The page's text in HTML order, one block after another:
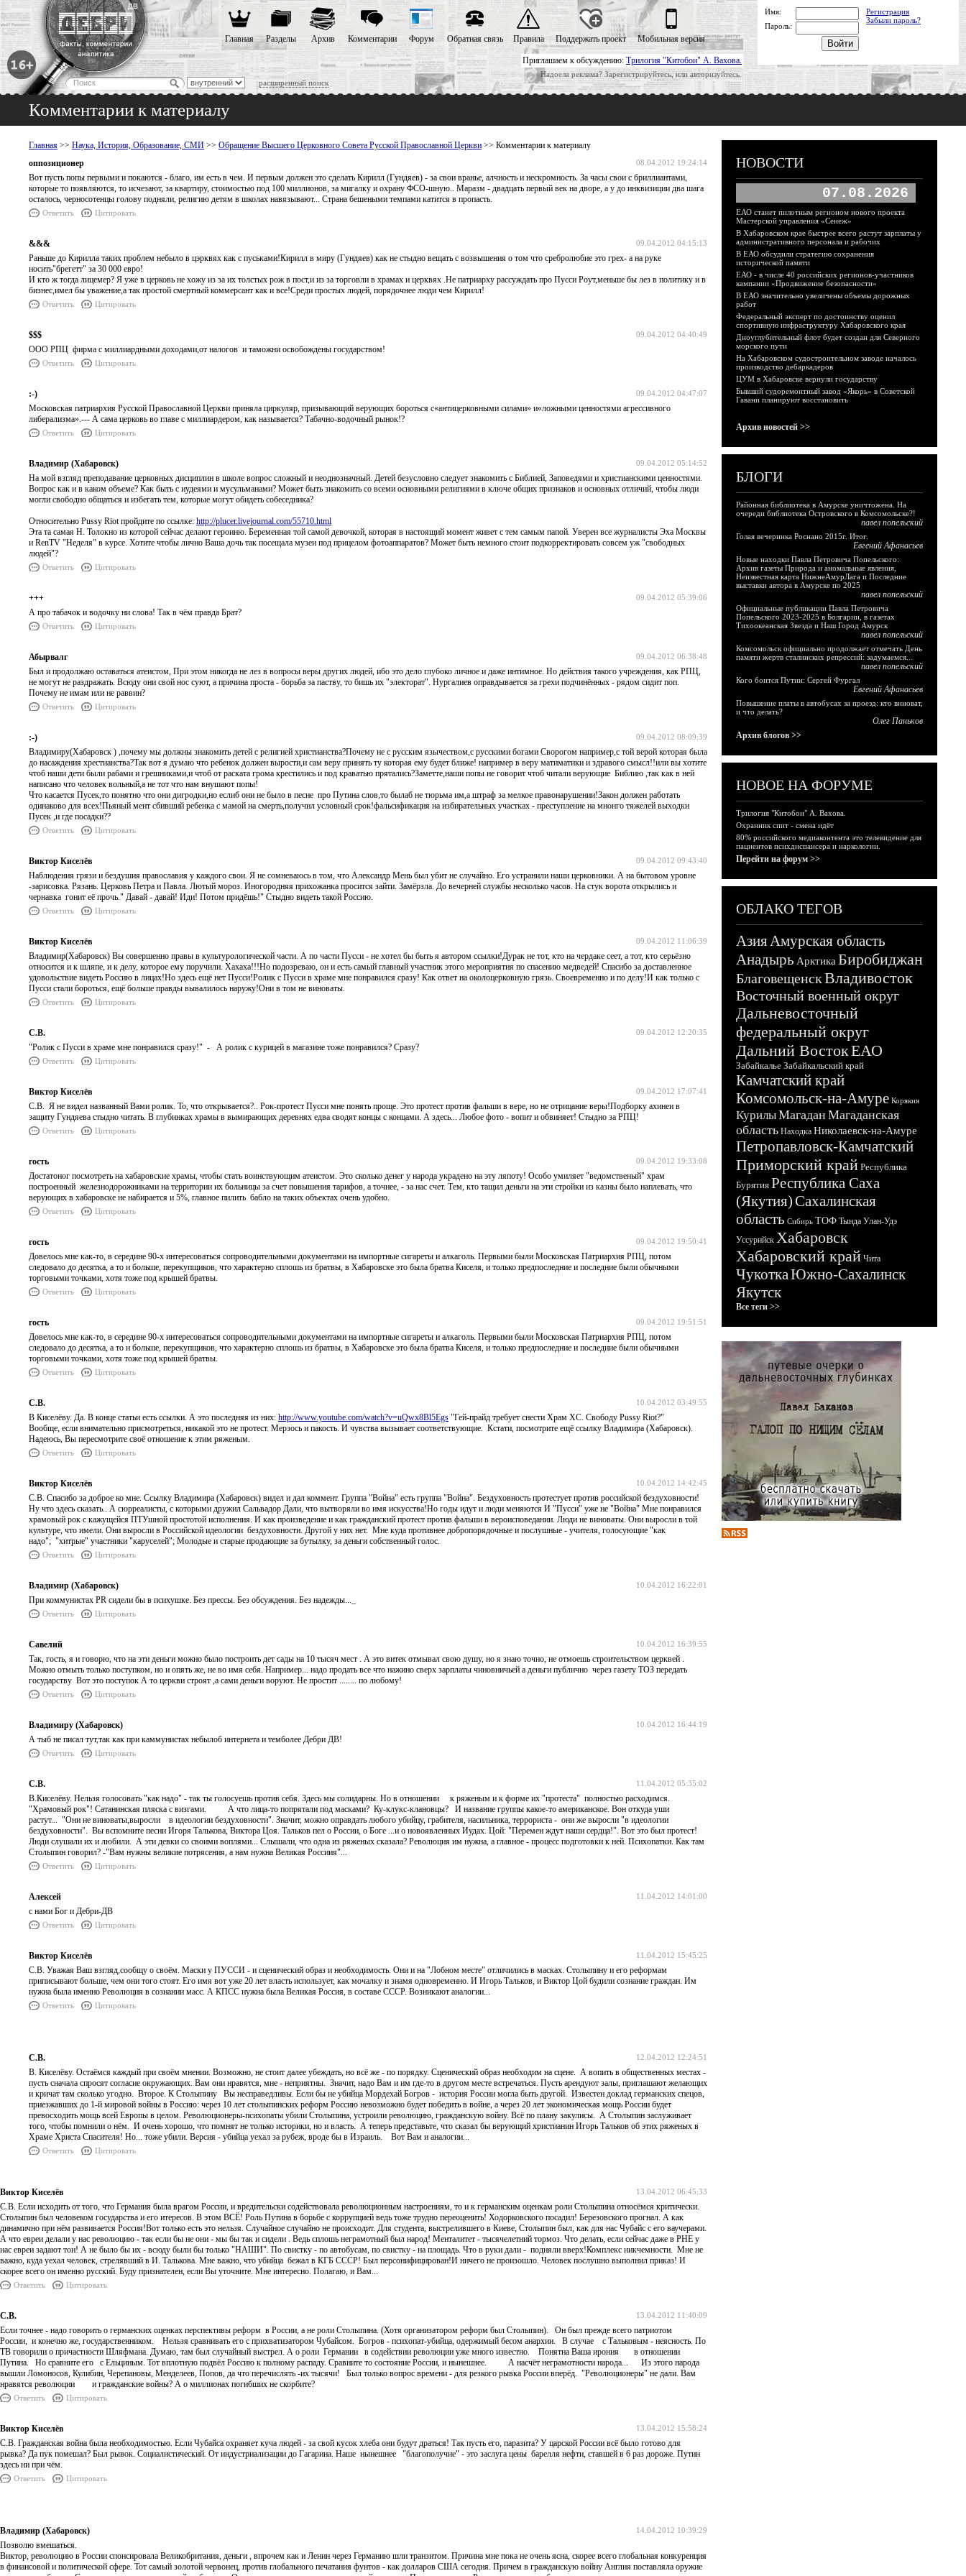
Приглашаем к обсуждению: Трилогия "Китобои" А. Вахова.
Надоела реклама? Зарегистрируйтесь, или авторизуйтесь.
расширенный поиск
Главная Разделы Архив Комментарии Форум Обратная связь Правила Поддержать проект Мобильная версия
Имя:
Регистрация
Забыли пароль?
Пароль:
Комментарии к материалу
Главная >> Наука, История, Образование, СМИ >> Обращение Высшего Церковного Совета Русской Православной Церкви >> Комментарии к материалу
08.04.2012 19:24:14
оппозиционер
Вот пусть попы первыми и покаются - благо, им есть в чем. И первым должен это сделать Кирилл (Гундяев) - за свои вранье, алчность и нескромность. За часы свои с бриллиантами,
которые то появляются, то исчезают, за квартиру, стоимостью под 100 миллионов, за мигалку и охрану ФСО-шную.. Маразм - двадцать первый век на дворе, а у до инквизиции два шага
осталось, черносотенцы голову подняли, религию детям в школах навязывают... Страна бешеными темпами катится в пропасть.
Ответить Цитировать
09.04.2012 04:15:13
&&&
Раньше до Кирилла таких проблем небыло в цэрквях как с пуськами!Кирилл в миру (Гундяев) как не стыдно вещать с возвышения о том что сребролюбие это грех- а на руке
носить"брегетт" за 30 000 евро!
И кто ж тогда лицемер? Я уже в церковь не хожу из за их толстых рож в пост,и из за торговли в храмах и церквях .Не патриарху рассуждать про Пусси Роут,меньше бы лез в политику и в
бизнес,имел бы уважение,а так простой смертный коммерсант как и все!Среди простых людей, порядочнее люди чем Кирилл!
Ответить Цитировать
09.04.2012 04:40:49
$$$
ООО РПЦ фирма с миллиардными доходами,от налогов и таможни освобождены государством!
Ответить Цитировать
09.04.2012 04:47:07
:-)
Московская патриархия Русской Православной Церкви приняла циркуляр, призывающий верующих бороться с«антицерковными силами» и«ложными ценностями агрессивного
либерализма».--- А сама церковь во главе с миллиардером, как называется? Табачно-водочный рынок!?
Ответить Цитировать
09.04.2012 05:14:52
Владимир (Хабаровск)
На мой взгляд преподавание церковных дисциплин в школе вопрос сложный и неоднозначный. Детей безусловно следует знакомить с Библией, Заповедями и христианскими ценностями.
Вопрос как и в каком объеме? Как быть с иудеями и мусульманами? Может быть знакомить со всеми основными религиями в ключе общих признаков и основных отличий, чтобы люди
могли свободно общаться и избегать тем, которые могут обидеть собеседника?
Относительно Pussy Riot пройдите по ссылке: http://plucer.livejournal.com/55710.html
Эта та самая Н. Толокно из которой сейчас делают героиню. Беременная той самой девочкой, которая в настоящий момент живет с тем самым папой. Уверен все журналисты Эха Москвы
и RenTV "Неделя" в курсе. Хотите чтобы лично Ваша дочь так посещала музеи под прицелом фотоаппаратов? Может быть немного стоит подкорректировать совсем уж "свободных
людей"?
Ответить Цитировать
09.04.2012 05:39:06
+++
А про табачок и водочку ни слова! Так в чём правда Брат?
Ответить Цитировать
09.04.2012 06:38:48
Абырвалг
Был и продолжаю оставаться атеистом, При этом никогда не лез в вопросы веры других людей, ибо это дело глубоко личное и даже интимное. Но действия такого учреждения, как РПЦ,
не могут не раздражать. Всюду они свой нос суют, а причина проста - борьба за паству, то бишь их "электорат". Нургалиев оправдывается за грехи подчинённых - рядом сидит поп.
Почему не имам или не раввин?
Ответить Цитировать
09.04.2012 08:09:39
:-)
Владимиру(Хабаровск ) ,почему мы должны знакомить детей с религией христианства?Почему не с русским язычеством,с русскими богами Сворогом например,с той верой которая была
до насаждения хрестианства?Так вот я думаю что ребенок должен вырости,и сам веру принять ту которая ему будет ближе! например в веру матиматики и здравого смысл!!или вы хотите
чтоб наши дети были рабами и грешниками,и чтоб от раската грома крестились и под краватью прятались?Заметте,наши попы не говорит чтоб читали верующие Библию ,так как в ней
написано что человек вольный,а не тот что нам внушают попы!
Что касается Пусек,то понятно что они дигродки,но еслиб они не было в песне про Путина слов,то былаб не тюрьма им,а штраф за мелкое правонарушении!Закон должен работать
одинаково для всех!Пьяный мент сбивший ребенка с мамой на смерть,получил условный срок!фальсификация на избирательных участках - преступление на мнонго тяжелей выходки
Пусек ,и где посадки??
Ответить Цитировать
09.04.2012 09:43:40
Виктор Киселёв
Наблюдения грязи и бездушия православия у каждого свои. Я не сомневаюсь в том, что Александр Мень был убит не случайно. Его устранили наши церковники. А на бытовом уровне
-зарисовка. Рязань. Церковь Петра и Павла. Лютый мороз. Иногородняя прихожанка просится зайти. Замёрзла. До вечерней службы несколько часов. На стук ворота открылись и
чернавка гонит её прочь." Давай - давай! Иди! Потом придёшь!" Стыдно видеть такой Россию.
Ответить Цитировать
09.04.2012 11:06:39
Виктор Киселёв
Владимир(Хабаровск) Вы совершенно правы в культурологической части. А по части Пусси - не хотел бы быть я автором ссылки!Дурак не тот, кто на чердаке сеет, а тот, кто серьёзно
относится и к шляпе, и к делу, которое ему поручили. Хахаха!!!Но подозреваю, он и есть самый главный участник этого мероприятия по спасению медведей! Спасибо за доставленное
удовольствие видеть Россию в лицах!Но здесь ещё нет Пусси!Ролик с Пусси в храме мне понравился сразу! Как ответ на околоцерковную грязь. Своевременно и по делу!И как только с
Пусси стали бороться, ещё больше правды вывалилось наружу!Они в том не виноваты.
Ответить Цитировать
09.04.2012 12:20:35
С.В.
"Ролик с Пусси в храме мне понравился сразу!" - А ролик с курицей в магазине тоже понравился? Сразу?
Ответить Цитировать
09.04.2012 17:07:41
Виктор Киселёв
С.В. Я не видел названный Вами ролик. То, что открывается?.. Рок-протест Пусси мне понять проще. Это протест против фальши в вере, но не отрицание веры!Подборку ахинеи в
защиту Гундяева стыдно читать. В глубинках храмы в вымирающих деревнях едва сводят концы с концами. А здесь... Любое фото - вопит и обвиняет! Стыдно за РПЦ!
Ответить Цитировать
09.04.2012 19:33:08
гость
Достатоног посмотреть на хабаровские храмы, чтобы стать воинствующим атеистом. Это сколько денег у народа украдено на эту ляпоту! Особо умиляет "ведомственый" храм
построенный железнодорожниками на территории их больницы за счет повышения тарифов, а точнее, - за нас счет. Тем, кто тащил деньги на эти стройки из казны было наплевать, что
верующих в хабаровске не набирается и 5%, главное пилить бабло на таких объектах очень удобно.
Ответить Цитировать
09.04.2012 19:50:41
гость
Довелось мне как-то, в середине 90-х интересоваться сопроводительными документами на импортные сигареты и алкаголь. Первыми были Московская Патриархия РПЦ, потом
следовало до десятка, а то и больше, перекупщиков, что характерно сплошь из братвы, в Хабаровске это была братва Киселя, и только предпоследние и последние были обычными
торговыми точками, хотя тоже под крышей братвы.
Ответить Цитировать
09.04.2012 19:51:51
гость
Довелось мне как-то, в середине 90-х интересоваться сопроводительными документами на импортные сигареты и алкаголь. Первыми были Московская Патриархия РПЦ, потом
следовало до десятка, а то и больше, перекупщиков, что характерно сплошь из братвы, в Хабаровске это была братва Киселя, и только предпоследние и последние были обычными
торговыми точками, хотя тоже под крышей братвы.
Ответить Цитировать
10.04.2012 03:49:55
С.В.
В Киселёву. Да. В конце статьи есть ссылки. А это последняя из них: http://www.youtube.com/watch?v=uQwx8Bl5Egs "Гей-прайд требует снести Храм ХС. Свободу Pussy Riot?"
Вообще, если внимательно присмотреться, никакой это не протест. Мерзось и пакость. И чувства вызывает соответствующие. Кстати, посмотрите ещё ссылку Владимира (Хабаровск).
Надеюсь, Вы пересмотрите своё отношение к этим ряженым.
Ответить Цитировать
10.04.2012 14:42:45
Виктор Киселёв
С.В. Спасибо за доброе ко мне. Ссылку Владимира (Хабаровск) видел и дал коммент. Группа "Война" есть группа "Война". Бездуховность протестует против российской бездуховности!
Ну что здесь сказать.. А сюрреалисты, с которыми дружил Сальвадор Дали, что вытворяли во имя искусства!Но годы идут и люди меняются И "Пусси" уже не "Война" Мне понравился
храмовый рок с кажущейся ПТУшной простотой исполнения. И как произведение и как гражданский протест против фальши в вероисповедании. Люди не виноваты. Они выросли в той
культуре, что имели. Они выросли в Российской идеологии бездуховности. Другой у них нет. Мне куда противнее добропорядочные и послушные - учителя, голосующие "как
надо"; "хитрые" участники "каруселей"; Молодые и старые продающие за бутылку, за деньги собственный голос.
Ответить Цитировать
10.04.2012 16:22:01
Владимир (Хабаровск)
При коммунистах PR сидели бы в психушке. Без прессы. Без обсуждения. Без надежды..._
Ответить Цитировать
10.04.2012 16:39:55
Савелий
Так, гость, я и говорю, что на эти деньги можно было построить дет сады на 10 тысяч мест . А это витек отмывал свою душу, но я знаю точно, не отмоешь строительством церквей .
Можно отмыть только поступком, но и опять же, не во имя себя. Например... надо продать все что нажино сверх зарплаты чиновничьей а деньги публично через газету ТОЗ передать
государству Вот это поступок А то церкви строят ,а сами деньги воруют. Не простит ........ по любому!
Ответить Цитировать
10.04.2012 16:44:19
Владимиру (Хабаровск)
А тыб не писал тут,так как при каммунистах небылоб интернета и темболее Дебри ДВ!
Ответить Цитировать
11.04.2012 05:35:02
С.В.
В.Киселёву. Нельзя голосовать "как надо" - так ты голосуешь против себя. Здесь мы солидарны. Но в отношении к ряженым и к форме их "протеста" полностью расходимся.
"Храмовый рок"! Сатанинская пляска с визгами. А что лица-то попрятали под масками? Ку-клукс-клановцы? И название группы какое-то американское. Вон откуда уши
растут... "Они не виноваты,выросли в идеологии бездуховности". Значит, можно оправдать любого убийцу, грабителя, насильника, террориста - они же выросли "в идеологии
бездуховности". Вы вспомните песни Игоря Талькова, Виктора Цоя. Тальков пел о России, о Боге ...и о новоявленных Иудах. Цой: "Перемен ждут наши сердца!". Вот это был протест!
Люди слушали их и любили. А эти девки со своими воплями... Слышали, что одна из ряженых сказала? Революция им нужна, а главное - процесс подготовки к ней. Психопатки. Как там
Столыпин говорил? -"Вам нужны великие потрясения, а нам нужна Великая Россиия"...
Ответить Цитировать
11.04.2012 14:01:00
Алексей
с нами Бог и Дебри-ДВ
Ответить Цитировать
11.04.2012 15:45:25
Виктор Киселёв
С.В. Уважая Ваш взгляд,сообщу о своём. Маски у ПУССИ - и сценический образ и необходимость. Они и на "Лобном месте" отличились в масках. Столыпину и его реформам
приписывают больше, чем они того стоят. Его имя вот уже 20 лет власть использует, как мочалку и знамя одновременно. И Игорь Тальков, и Виктор Цой будили сознание граждан. Им
нужна была именно Революция в сознании масс. А КПСС нужна была Великая Россия, в составе СССР. Возникают аналогии...
Ответить Цитировать
12.04.2012 12:24:51
С.В.
В. Киселёву. Остаёмся каждый при своём мнении. Возможно, не стоит далее убеждать, но всё же - по порядку. Сценический образ необходим на сцене. А вопить в общественных местах -
пусть сначала спросят согласие окружающих. Вам они нравятся, мне - неприятны. Значит, надо Вам и им где-то в другом месте встречаться. Пусть арендуют залы, приглашают желающих
и кричат там сколько угодно. Второе. К Столыпину Вы несправедливы. Если бы не убийца Мордехай Богров - история России могла быть другой. Известен доклад германских спецов,
приезжавших до 1-й мировой войны в Россию: через 10 лет столыпинских реформ Россию невозможно будет победить в войне, а через 20 лет экономическая мощь России будет
превосходить мощь всей Европы в целом. Революционеры-психопаты убили Столыпина, устроили революцию, гражданскую войну. Всё по плану закулисы. А Столыпин заслуживает
того, чтобы помнили о нём. И очень хорошо, что помнят не только историки, но и власть. А теперь представьте, что сказал бы верующий христианин Игорь Тальков об этих ряженых в
Храме Христа Спасителя! Но... тоже убили. Версия - убийца уехал за рубеж, вроде бы в Израиль. Вот Вам и аналогии...
Ответить Цитировать
13.04.2012 06:45:33
Виктор Киселёв
С.В. Если исходить от того, что Германия была врагом России, и вредительски содействовала революционным настроениям, то и к германским оценкам роли Столыпина относёмся критически.
Столыпин был человеком государства и его итересов. В этом ВСЁ! Роль Путина в борьбе с коррупцией ведь тоже трудно переоценить! Ходорковского посадил! Березовского прогнал. А как
динамично при нём развивается Россия!Вот только есть это нельзя. Случайное случайно не происходит. Для студента, выстрелившего в Киеве, Столыпин был, как для нас Чубайс с его ваучерами.
А что евреи делали у нас революцию - так если бы не они - мы бы так и сидели . Ведь сплошь неграмотный был народ! Менталитет - тысячелетний тормоз. Что делать, если сейчас даже в РНЕ у
нас евреи задают тон! А не было бы их - всюду были бы только "НАШИ". По свистку - по автобусам, по свистку - на площадь. Что в руки дали - подняли вверх!Комплекс никчемности. Мне не
важно, куда уехал человек, стрелявший в И. Талькова. Мне важно, что убийца бежал в КГБ СССР! Был персонифицирован!И ничего не произошло. Человек послушно выполнил приказ! И
скорее всего он именно русский. Буду признателен, если Вы уточните. Мне интересно. Полагаю, и Вам...
Ответить Цитировать
13.04.2012 11:40:09
С.В.
Если точнее - надо говорить о германских оценках перспективы реформ в России, а не роли Столыпина. (Хотя организатором реформ был Столыпин). Он был прежде всего патриотом
России, и конечно же, государственником. Нельзя сравнивать его с прихватизатором Чубайсом. Богров - психопат-убийца, одержимый бесом анархии. В случае с Тальковым - неясность. По
ТВ говорили о причастности Шляфмана. Думаю, там был случайный выстрел. А о роли Германии в содействии революции уже много известно. Понятна Ваша ирония в отношении
Путина. Но сравните его с Ельциным. Тот вплотную подвёл Россию к полному распаду. Сравните то состояние России, и нынешнее. А насчёт неграмотности народа... Из этого народа
вышли Ломоносов, Кулибин, Черепановы, Менделеев, Попов, да что перечислять -их тысячи! Был только вопрос времени - для резкого рывка России вперёд. "Революционеры" не дали. Вам
нравятся революции и гражданские войны? А о миллионах погибших не скорбите?
Ответить Цитировать
13.04.2012 15:58:24
Виктор Киселёв
С.В. Гражданская война была необходимостью. Если Чубайса охраняет куча людей - за свой кусок хлеба они будут драться! Так пусть его, паразита? У царской России всё было готово для
рывка? Да пук помешал? Был рывок. Социалистический. От индустриализации до Гагарина. Наше нынешнее "благополучие" - это заслуга цены барелля нефти, ставшей в 6 раз дороже. Путин
здесь ни при чём.
Ответить Цитировать
14.04.2012 10:39:29
Владимир (Хабаровск)
Позволю вмешаться.
Виктор, революцию в России спонсировала Великобритания, деньги , впрочем как и Ленин через Германию шли транзитом. Причина мне пока не очень ясна, скорее всего глобальная конкуренция
в финансовой и политической сфере. Тот самый золотой червонец, против глобального печатания фунтов - как долларов США сегодня. Причем в гражданскую войну Англия поставляла оружие
НОВОСТИ
07.08.2026
ЕАО станет пилотным регионом нового проекта
Мастерской управления «Сенеж»
В Хабаровском крае быстрее всего растут зарплаты у
административного персонала и рабочих
В ЕАО обсудили стратегию сохранения
исторической памяти
ЕАО - в числе 40 российских регионов-участников
кампании «Продвижение безопасности»
В ЕАО значительно увеличены объемы дорожных
работ
Федеральный эксперт по достоинству оценил
спортивную инфраструктуру Хабаровского края
Дноуглубительный флот будет создан для Северного
морского пути
На Хабаровском судостроительном заводе началось
производство дебаркадеров
ЦУМ в Хабаровске вернули государству
Бывший судоремонтный завод «Якорь» в Советской
Гавани планируют восстановить
Архив новостей >>
БЛОГИ
Районная библиотека в Амурске уничтожена. На
очереди библиотека Островского в Комсомольске?!
павел попельский
Голая вечеринка Роснано 2015г. Итог.
Евгений Афанасьев
Новые находки Павла Петровича Попельского:
Архив газеты Природа и аномальные явления,
Неизвестная карта НижнеАмурЛага и Последние
выставки автора в Амурске по 2025
павел попельский
Официальные публикации Павла Петровича
Попельского 2023-2025 в Болгарии, в газетах
Тихоокеанская Звезда и Наш Город Амурск
павел попельский
Комсомольск официально продолжает отмечать День
памяти жертв сталинских репрессий: задумаемся...
павел попельский
Кого боится Путин: Сергей Фургал
Евгений Афанасьев
Повышение платы в автобусах за проезд: кто виноват,
и что делать?
Олег Паньков
Архив блогов >>
НОВОЕ НА ФОРУМЕ
Трилогия "Китобои" А. Вахова.
Охранник спит - смена идёт
80% российского медиаконтента это телевидение для
пациентов психдиспансера и наркологии.
Перейти на форум >>
ОБЛАКО ТЕГОВ
АзияАмурская область
Анадырь Арктика Биробиджан
БлаговещенскВладивосток
Восточный военный округ
Дальневосточный
федеральный округ
Дальний ВостокЕАО
Забайкалье Забайкальский край
Камчатский край
Комсомольск-на-Амуре Корякия
КурилыМагадан Магаданская
область Находка Николаевск-на-Амуре
Петропавловск-Камчатский
Приморский край Республика
Бурятия Республика Саха
(Якутия)Сахалинская
область Сибирь ТОФ Тында Улан-Удэ
Уссурийск Хабаровск
Хабаровский край Чита
ЧукоткаЮжно-Сахалинск
Якутск
Все теги >>